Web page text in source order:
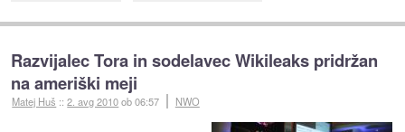
Razvijalec Tora in sodelavec Wikileaks pridržan
na ameriški meji
Matej Huš ::2. avg 2010ob 06:57 NWO